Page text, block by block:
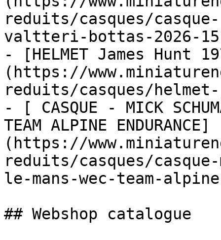
reduits/casques/
valtteri-bottas-2026-
- [HELMET James Hunt
(https://
reduits/casques/
- [ CASQUE - MICK
TEAM ALPINE ENDURANCE]
(https://
reduits/casques/casque-
le-mans-wec-team-
## Webshop catalogue